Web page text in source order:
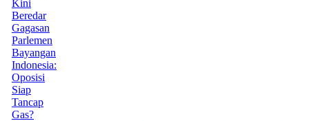
Kini
Beredar
Gagasan
Parlemen
Bayangan
Indonesia:
Oposisi
Siap
Tancap
Gas?